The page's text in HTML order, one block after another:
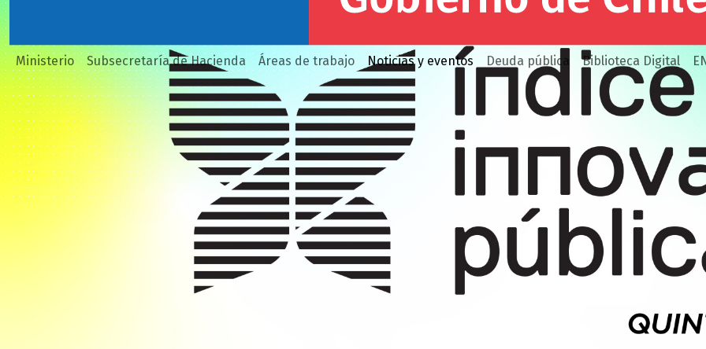
Ministerio Subsecretaría de Hacienda Áreas de trabajo Noticias y eventos Deuda pública Biblioteca Digital